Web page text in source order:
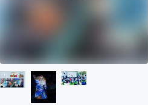
まちづくり・地域活性化
CAMPFIRE for Social Good
CAMPFIREふるさと納税